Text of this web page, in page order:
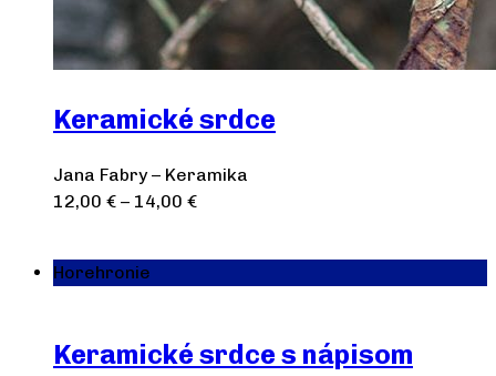
Keramické srdce
Jana Fabry – Keramika
12,00 € – 14,00 €
Horehronie
Keramické srdce s nápisom